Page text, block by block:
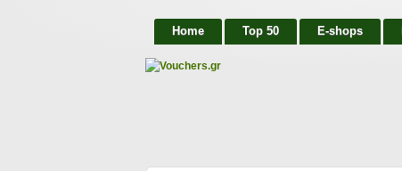
Home Top 50 E-shops